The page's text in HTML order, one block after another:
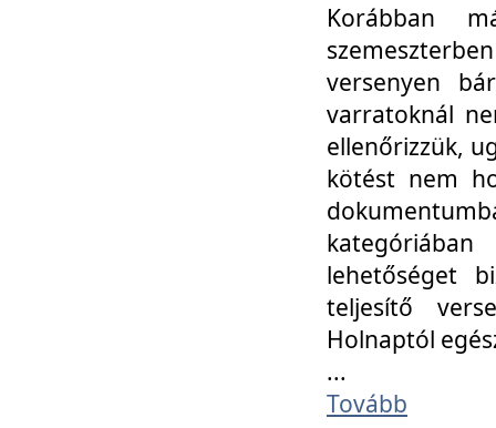
Korábban
versenyen
varratoknál
ellenőrizzük,
kötést nem
lehetőséget
teljesítő
Holnaptól
...
Tovább